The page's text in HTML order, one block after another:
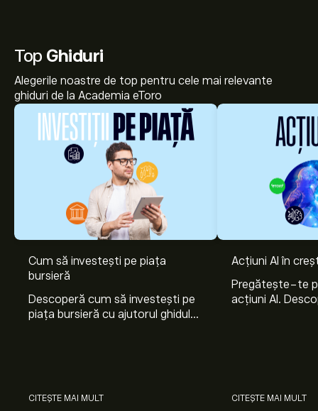
Top Ghiduri
Alegerile noastre de top pentru cele mai relevante
ghiduri de la Academia eToro
Cum să investești pe piața
bursieră
Descoperă cum să investești pe
piața bursieră cu ajutorul ghidului
CITEȘTE MAI MULT
Acțiuni AI în
Pregătește-te
acțiuni AI.
CITEȘTE MAI MULT